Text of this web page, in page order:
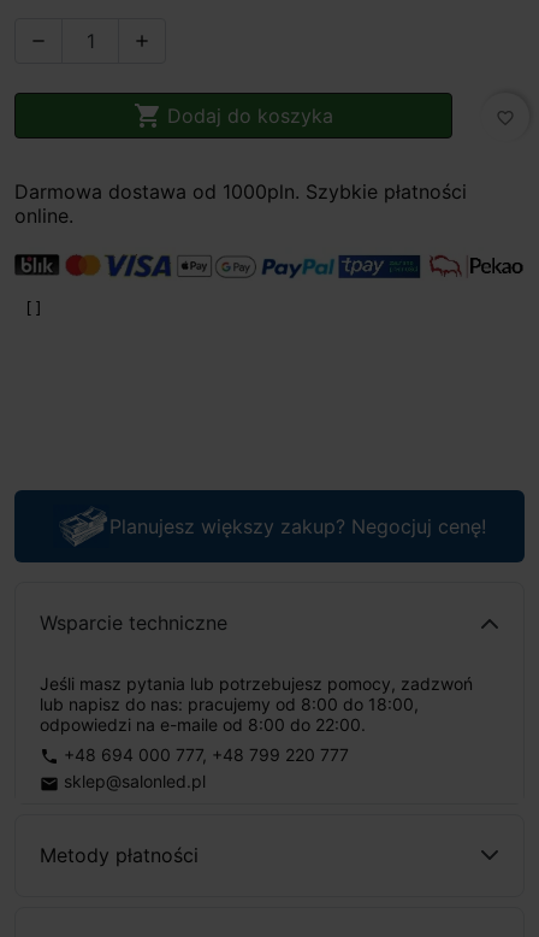
 
 Dodaj do koszyka favorite_border
Darmowa dostawa od 1000pln. Szybkie płatności
online.
Planujesz większy zakup? Negocjuj cenę!
Wsparcie techniczne
Jeśli masz pytania lub potrzebujesz pomocy, zadzwoń
lub napisz do nas: pracujemy od 8:00 do 18:00,
odpowiedzi na e-maile od 8:00 do 22:00.
phone +48 694 000 777, +48 799 220 777
email sklep@salonled.pl
Metody płatności